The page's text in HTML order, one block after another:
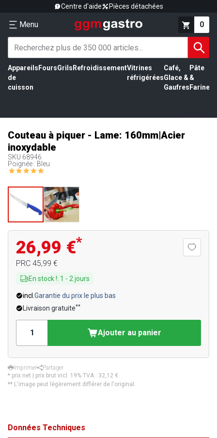
Centre d'aide Pièces détachées
Menu 0
Appareils
de
cuisson
FoursGrils RefroidissementVitrines
réfrigérées
Café,
Glace &
Gaufres
Pâte
&
Farine
Couteau à piquer - Lame: 160mm|Acier
inoxydable
SKU 68946
Poignée : Bleu
26,99 €*
PRC 45,99 €
En stock !: 1 - 2 jours
incl. Garantie du prix le plus bas
Livraison gratuite**
Ajouter au panier
Imprimer
Partager
* prix net | prix brut incl. 19% TVA : 32,12 €
** L'image peut légèrement différer de l'original.
Données Techniques